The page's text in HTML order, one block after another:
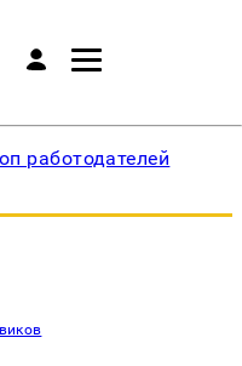
работодателей